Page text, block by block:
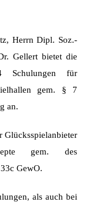
HerrnDipl. Soz.-
Gellert bietet die
Schulungen für
gem. § 7
an.
Glücksspielanbieter
gem. des
GewO.
als auch bei